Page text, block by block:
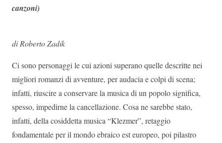
canzoni)
di Roberto Zadik
Ci sono personaggi le cui azioni superano quelle descritte nei
migliori romanzi di avventure, per audacia e colpi di scena;
infatti, riuscire a conservare la musica di un popolo significa,
spesso, impedirne la cancellazione. Cosa ne sarebbe stato,
infatti, della cosiddetta musica “Klezmer”, retaggio
fondamentale per il mondo ebraico est europeo, poi pilastro